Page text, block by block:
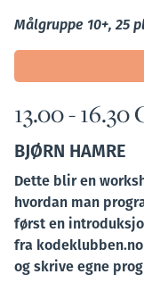
Målgruppe 10+, 25
13.00 -
BJØRN HAMRE
Dette blir en
hvordan man
først en
fra
og skrive egne